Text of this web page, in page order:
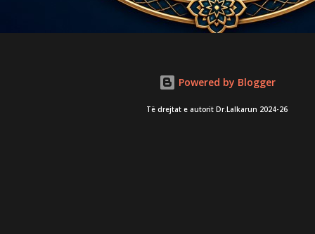
Powered by Blogger
Të drejtat e autorit Dr.Lalkarun 2024-26